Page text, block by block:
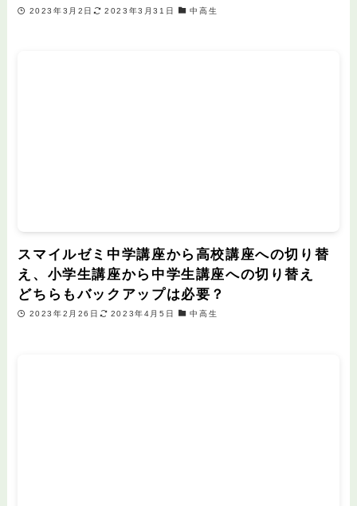
2023年3月2日 2023年3月31日 中高生
スマイルゼミ中学講座から高校講座への切り替
え、小学生講座から中学生講座への切り替え
どちらもバックアップは必要？
2023年2月26日 2023年4月5日 中高生